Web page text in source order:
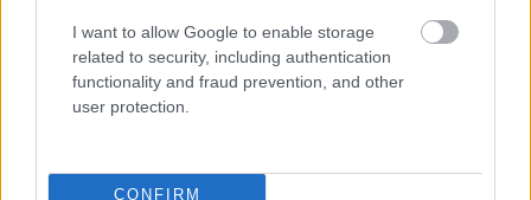
I want to allow Google to enable storage
related to security, including authentication
functionality and fraud prevention, and other
user protection.
CONFIRM